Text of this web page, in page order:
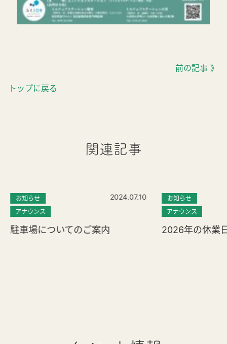
トップに戻る
前の記事 》
関連記事
お知らせ
アナウンス
2024.07.10
駐車場についてのご案内
お知らせ
アナウンス
2026年の休業